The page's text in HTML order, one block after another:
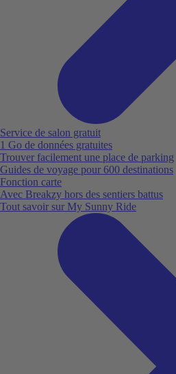
Service de salon gratuit
1 Go de données gratuites
Trouver facilement une place de parking
Guides de voyage pour 600 destinations
Fonction carte
Avec Breakzy hors des sentiers battus
Tout savoir sur My Sunny Ride